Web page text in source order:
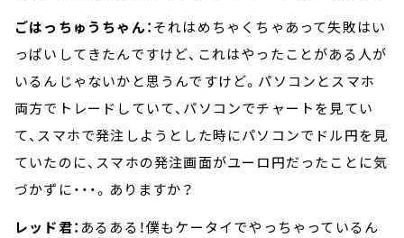
ごはっちゅうちゃん：それはめちゃくちゃあって失敗はい
っぱいしてきたんですけど、これはやったことがある人が
いるんじゃないかと思うんですけど。パソコンとスマホ
両方でトレードしていて、パソコンでチャートを見てい
て、スマホで発注しようとした時にパソコンでドル円を見
ていたのに、スマホの発注画面がユーロ円だったことに気
づかずに・・・。ありますか？
レッド君： あるある！僕もケータイでやっちゃっているん